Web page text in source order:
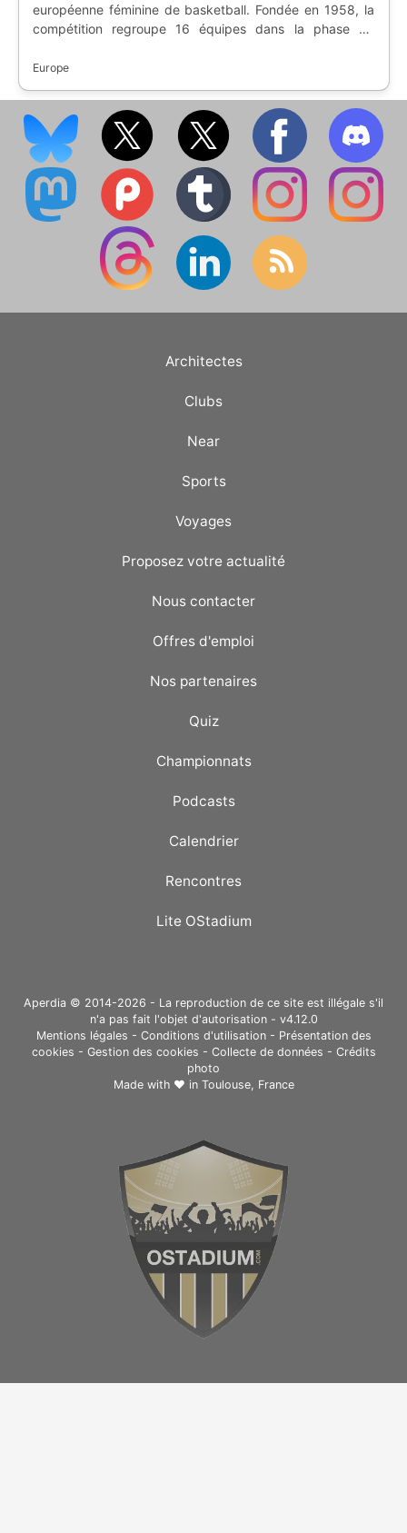
européenne féminine de basketball. Fondée en 1958, la
compétition regroupe 16 équipes dans la phase de
Europe
Architectes
Clubs
Near
Sports
Voyages
Proposez votre actualité
Nous contacter
Offres d'emploi
Nos partenaires
Quiz
Championnats
Podcasts
Calendrier
Rencontres
Lite OStadium
Aperdia © 2014-2026 - La reproduction de ce site est illégale s'il
n'a pas fait l'objet d'autorisation - v4.12.0
Mentions légales - Conditions d'utilisation- Présentation des
cookies - Gestion des cookies - Collecte de données - Crédits
photo
Made with ❤ in Toulouse, France